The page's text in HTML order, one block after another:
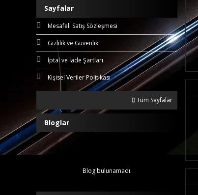
Sayfalar
Mesafeli Satış Sözleşmesi
Gizlilik ve Güvenlik
İptal ve İade Şartları
Kişisel Veriler Politikası
Tüm Sayfalar
Bloglar
Blog bulunamadı.